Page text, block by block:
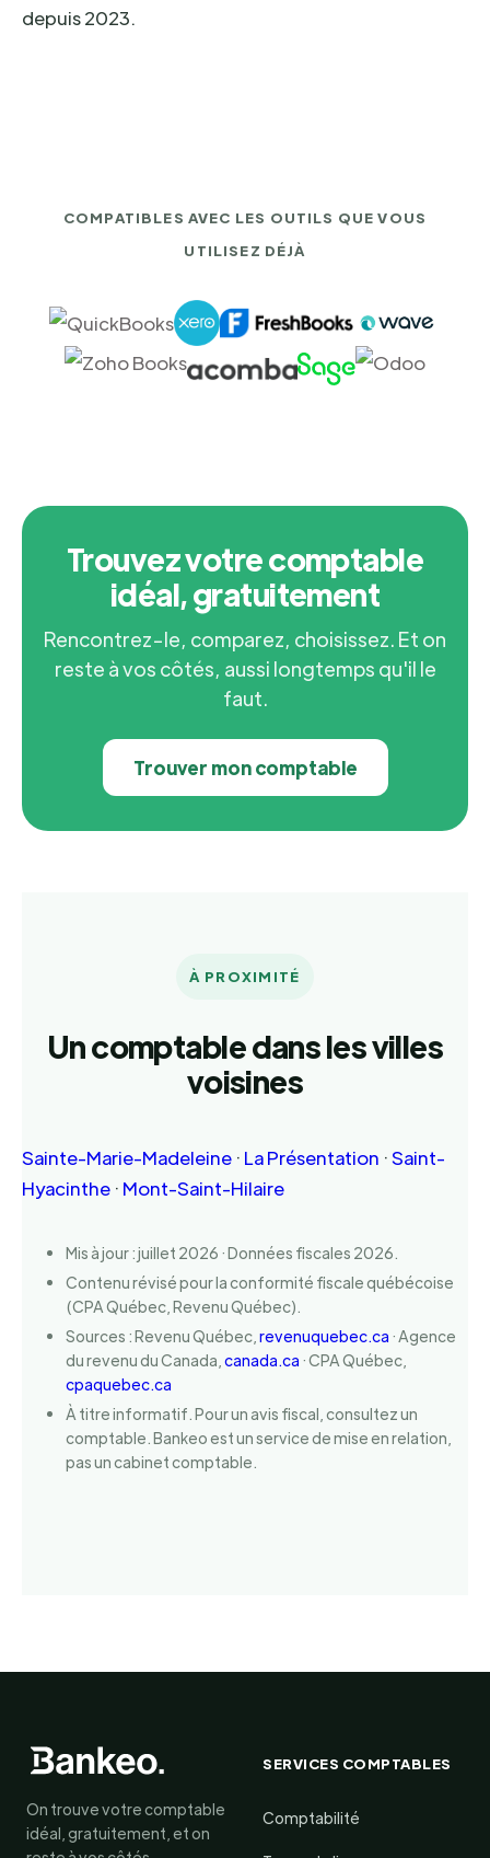
depuis 2023.
COMPATIBLES AVEC LES OUTILS QUE VOUS
UTILISEZ DÉJÀ
Trouvez votre comptable
idéal, gratuitement
Rencontrez-le, comparez, choisissez. Et on
reste à vos côtés, aussi longtemps qu'il le
faut.
Trouver mon comptable
À PROXIMITÉ
Un comptable dans les villes
voisines
Sainte-Marie-Madeleine · La Présentation ·Saint-
Hyacinthe · Mont-Saint-Hilaire
Mis à jour : juillet 2026 · Données fiscales 2026.
Contenu révisé pour la conformité fiscale québécoise
(CPA Québec, Revenu Québec).
Sources : Revenu Québec, revenuquebec.ca · Agence
du revenu du Canada, canada.ca · CPA Québec,
cpaquebec.ca
À titre informatif. Pour un avis fiscal, consultez un
comptable. Bankeo est un service de mise en relation,
pas un cabinet comptable.
On trouve votre comptable
idéal, gratuitement, et on
SERVICES COMPTABLES
Comptabilité